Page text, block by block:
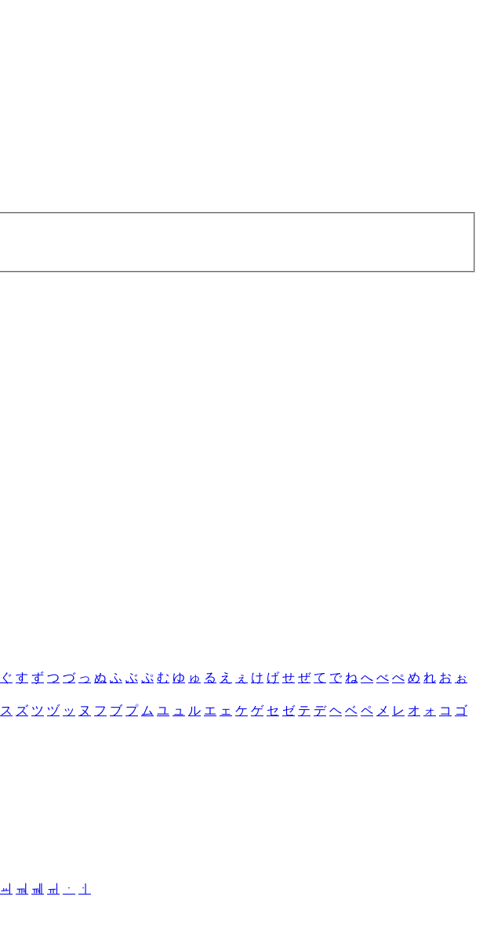
ぐ す ず つ づ っ ぬ ふ ぶ ぷ む ゆ ゅ る え ぇ け げ せ ぜ て で ね へ べ ぺ め れ お ぉ
ス ズ ツ ヅ ッ ヌ フ ブ プ ム ユ ュ ル エ ェ ケ ゲ セ ゼ テ デ ヘ ベ ペ メ レ オ ォ コ ゴ
ㆉ ㆊ ㆋ ㆌ ㆍ
ㆎ